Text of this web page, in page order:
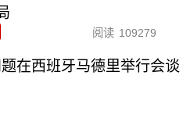
阅读 109279
在西班牙马德里举行会谈